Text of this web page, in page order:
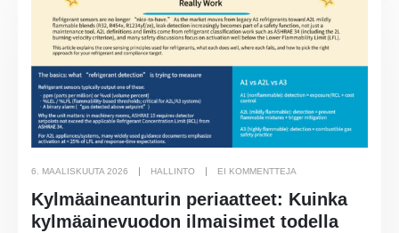
6. MAALISKUUTA 2026 HALLINTO EI KOMMENTTEJA
Kylmäaineanturin periaatteet: Kuinka
kylmäainevuodon ilmaisimet todella